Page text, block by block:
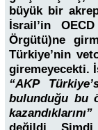
büyük bir
İsrail’in
Örgütü)ne
Türkiye’nin
giremeyecekti.
“AKP
bulunduğu bu
kazandıklarını”